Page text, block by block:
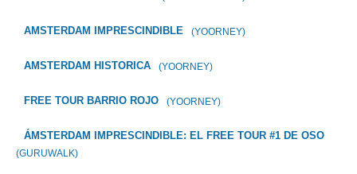
AMSTERDAM IMPRESCINDIBLE (YOORNEY)
AMSTERDAM HISTORICA (YOORNEY)
FREE TOUR BARRIO ROJO (YOORNEY)
ÁMSTERDAM IMPRESCINDIBLE: EL FREE TOUR #1 DE OSO
(GURUWALK)